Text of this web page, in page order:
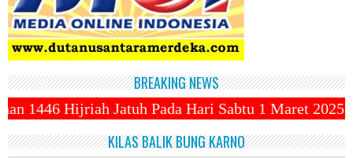
BREAKING NEWS
Pada Hari Sabtu 1 Maret 2025 ~||~ 1 Syawal
KILAS BALIK BUNG KARNO